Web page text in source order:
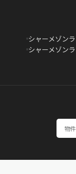
シャーメゾン
シャーメゾン